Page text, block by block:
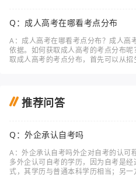
Q：成人高考在哪看考点分布
A：成人高考在哪看考点分布？成人高
依据。如何获取成人高考的考点分布
取成人高考的考点分布，首先可以从招
推荐问答
Q：外企承认自考吗
A：外企承认自考吗外企对自考的认可
多外企认可自考的学历，因为自考是
式，其学历与普通本科学历相当；另一